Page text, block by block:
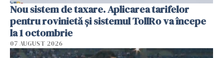
Nou sistem de taxare. Aplicarea tarifelor
pentru rovinietă şi sistemul TollRo va începe
la 1 octombrie
07 AUGUST 2026